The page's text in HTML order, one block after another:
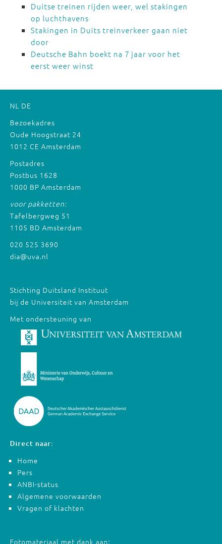
Duitse treinen rijden weer, wel stakingen
op luchthavens
Stakingen in Duits treinverkeer gaan niet
door
Deutsche Bahn boekt na 7 jaar voor het
eerst weer winst
NL DE
Bezoekadres
Oude Hoogstraat 24
1012 CE Amsterdam
Postadres
Postbus 1628
1000 BP Amsterdam
voor pakketten:
Tafelbergweg 51
1105 BD Amsterdam
020 525 3690
dia@uva.nl
Stichting Duitsland Instituut
bij de Universiteit van Amsterdam
Met ondersteuning van
Direct naar:
Home
Pers
ANBI-status
Algemene voorwaarden
Vragen of klachten
Fotomateriaal met dank aan: